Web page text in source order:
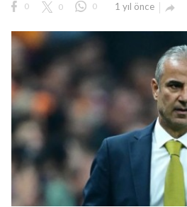
0 0 0 1 yıl önce 